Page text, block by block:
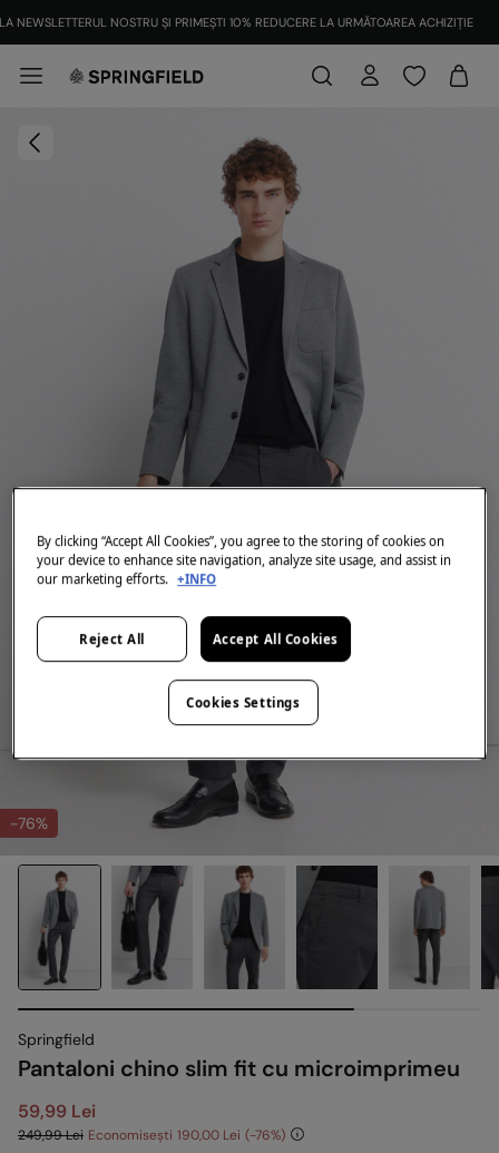
NEWSLETTERUL NOSTRU ȘI PRIMEȘTI 10% REDUCERE LA URMĂTOAREA ACHIZIȚIE
-76%
Springfield
Pantaloni chino slim fit cu microimprimeu
59,99 Lei
249,99 Lei Economisești 190,00 Lei 76
By clicking “Accept All Cookies”, you agree to the storing of cookies on
your device to enhance site navigation, analyze site usage, and assist in
our marketing efforts. +INFO
Reject All Accept All Cookies
Cookies Settings